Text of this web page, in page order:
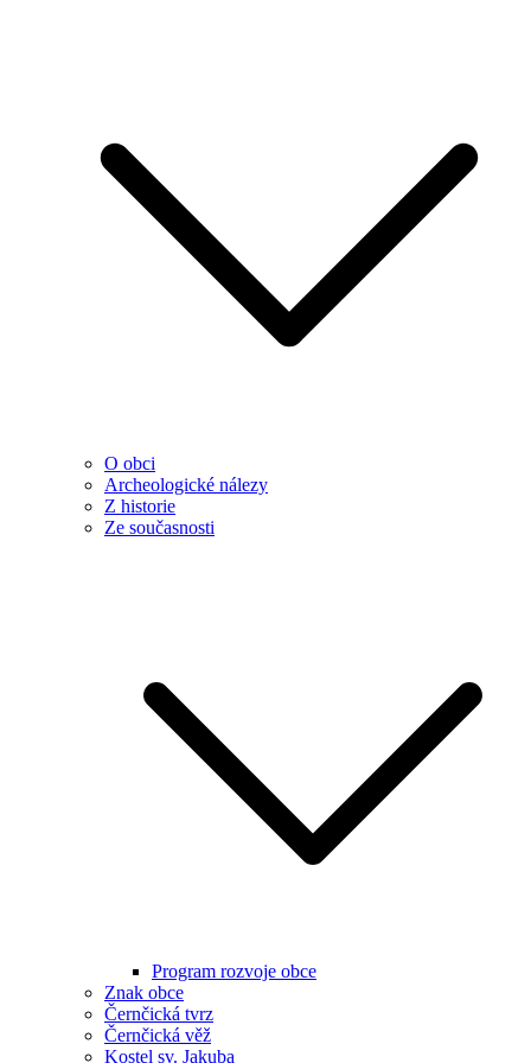
O obci
Archeologické nálezy
Z historie
Ze současnosti
Program rozvoje obce
Znak obce
Černčická tvrz
Černčická věž
Kostel sv. Jakuba